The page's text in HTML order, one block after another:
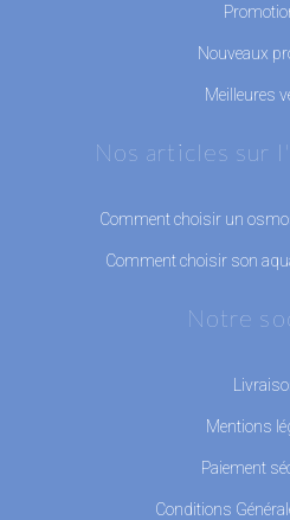
Nouveaux
Meilleures
Nos articles sur
Comment choisir un
Comment choisir son
Notre
Mentions
Paiement
Conditions